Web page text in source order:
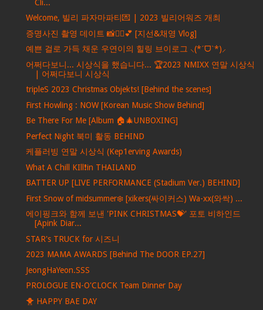
Cli...
Welcome, 빌리 파자마파티💌 | 2023 빌리어워즈 개최
증명사진 촬영 데이트 📸🙍‍♀️💕 [지선&채영 Vlog]
예쁜 걸로 가득 채운 우연이의 힐링 브이로그 ⸜(*ˊᗜˋ*)⸝
어쩌다보니... 시상식을 했습니다... 🏆2023 NMIXX 연말 시상식
| 어쩌다보니 시상식
tripleS 2023 Christmas Objekts! [Behind the scenes]
First Howling : NOW [Korean Music Show Behind]
Be There For Me [Album 🏠🎄UNBOXING]
Perfect Night 북미 활동 BEHIND
케플러빙 연말 시상식 (Kep1erving Awards)
What A Chill KIll❗️in THAILAND
BATTER UP [LIVE PERFORMANCE (Stadium Ver.) BEHIND]
First Snow of midsummer❄️ [xikers(싸이커스) Wa-xx(와싹) ...
에이핑크와 함께 보낸 'PINK CHRISTMAS💝' 포토 비하인드
[Apink Diar...
STAR's TRUCK for 시즈니
2023 MAMA AWARDS [Behind The DOOR EP.27]
JeongHaYeon.SSS
PROLOGUE EN-O'CLOCK Team Dinner Day
🐥 HAPPY BAE DAY